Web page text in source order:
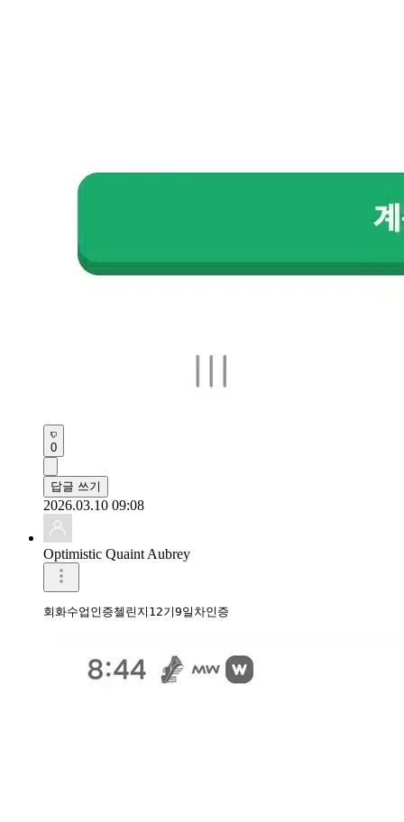
0
답글 쓰기
2026.03.10 09:08
Optimistic Quaint Aubrey
회화수업인증첼린지12기9일차인증